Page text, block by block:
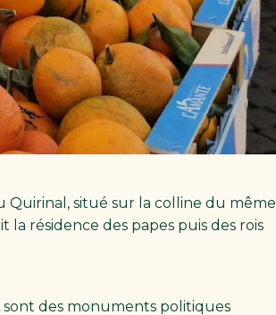
Quirinal, situé sur la colline du même
résidence des papes puis des rois
sont des monuments politiques